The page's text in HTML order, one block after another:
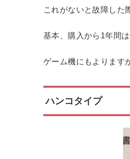
これがないと故障した
基本、購入から1年間
ゲーム機にもよります
ハンコタイプ